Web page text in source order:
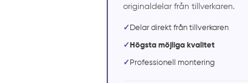
originaldelar från tillverkaren.
✓ Delar direkt från tillverkaren
✓ Högsta möjliga kvalitet
✓ Professionell montering